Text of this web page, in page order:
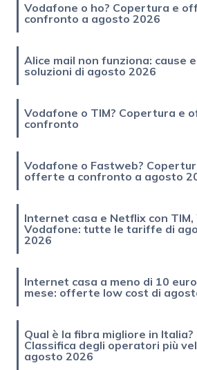
Vodafone o ho? Copertura e
confronto a agosto 2026
Alice mail non funziona: cause e
soluzioni di agosto 2026
Vodafone o TIM? Copertura e
confronto
Vodafone o Fastweb?
offerte a confronto a agosto
Internet casa e Netflix con TIM,
Vodafone: tutte le tariffe di
2026
Internet casa a meno di 10
mese: offerte low cost di
Qual è la fibra migliore in Italia?
Classifica degli operatori più
agosto 2026